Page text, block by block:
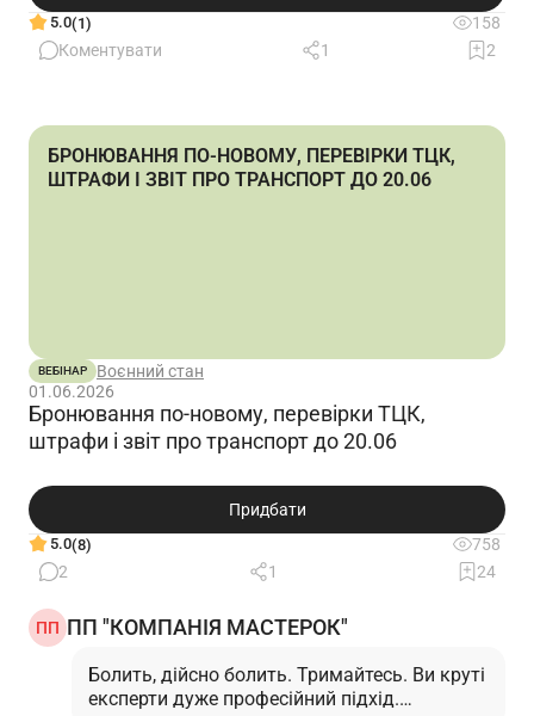
5.0(1)
158
Коментувати
1 2
БРОНЮВАННЯ ПО-НОВОМУ, ПЕРЕВІРКИ ТЦК,
ШТРАФИ І ЗВІТ ПРО ТРАНСПОРТ ДО 20.06
ВЕБІНАР
Воєнний стан
01.06.2026
Бронювання по-новому, перевірки ТЦК,
штрафи і звіт про транспорт до 20.06
Придбати
5.0(8)
758
2
1 24
ПП ПП "КОМПАНІЯ МАСТЕРОК"
Болить, дійсно болить. Тримайтесь. Ви круті
експерти дуже професійний підхід.